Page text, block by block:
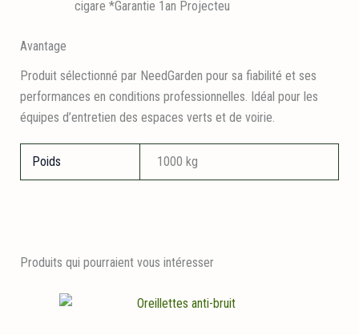
cigare *Garantie 1an Projecteu
Avantage
Produit sélectionné par NeedGarden pour sa fiabilité et ses
performances en conditions professionnelles. Idéal pour les
équipes d’entretien des espaces verts et de voirie.
Poids 1000 kg
Produits qui pourraient vous intéresser